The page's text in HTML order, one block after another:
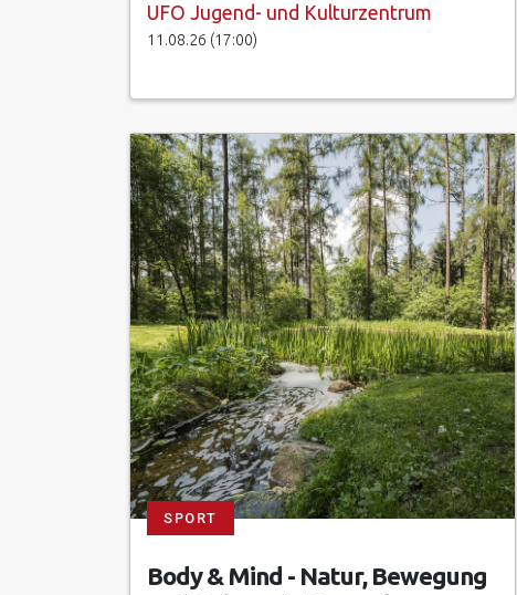
UFO Jugend- und Kulturzentrum
11.08.26 (17:00)
SPORT
Body & Mind - Natur, Bewegung